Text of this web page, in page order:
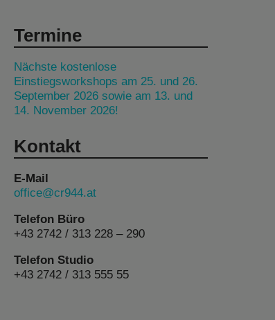
Termine
Nächste kostenlose
Einstiegsworkshops am 25. und 26.
September 2026 sowie am 13. und
14. November 2026!
Kontakt
E-Mail
office@cr944.at
Telefon Büro
+43 2742 / 313 228 – 290
Telefon Studio
+43 2742 / 313 555 55